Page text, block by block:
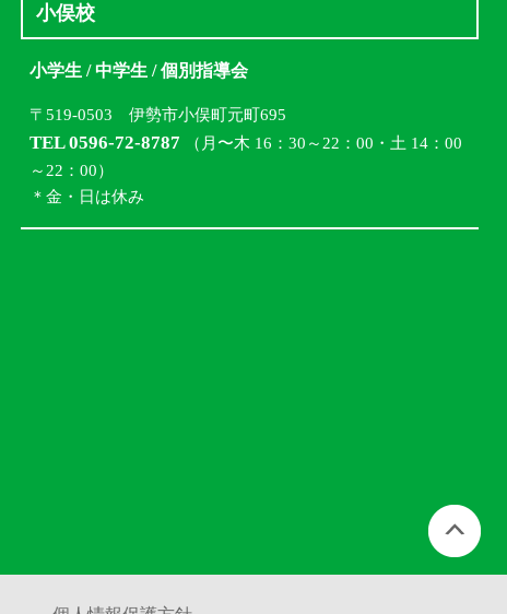
小俣校
小学生 / 中学生 / 個別指導会
〒519-0503 伊勢市小俣町元町695
TEL 0596-72-8787 （月〜木 16：30～22：00・土 14：00
～22：00）
＊金・日は休み